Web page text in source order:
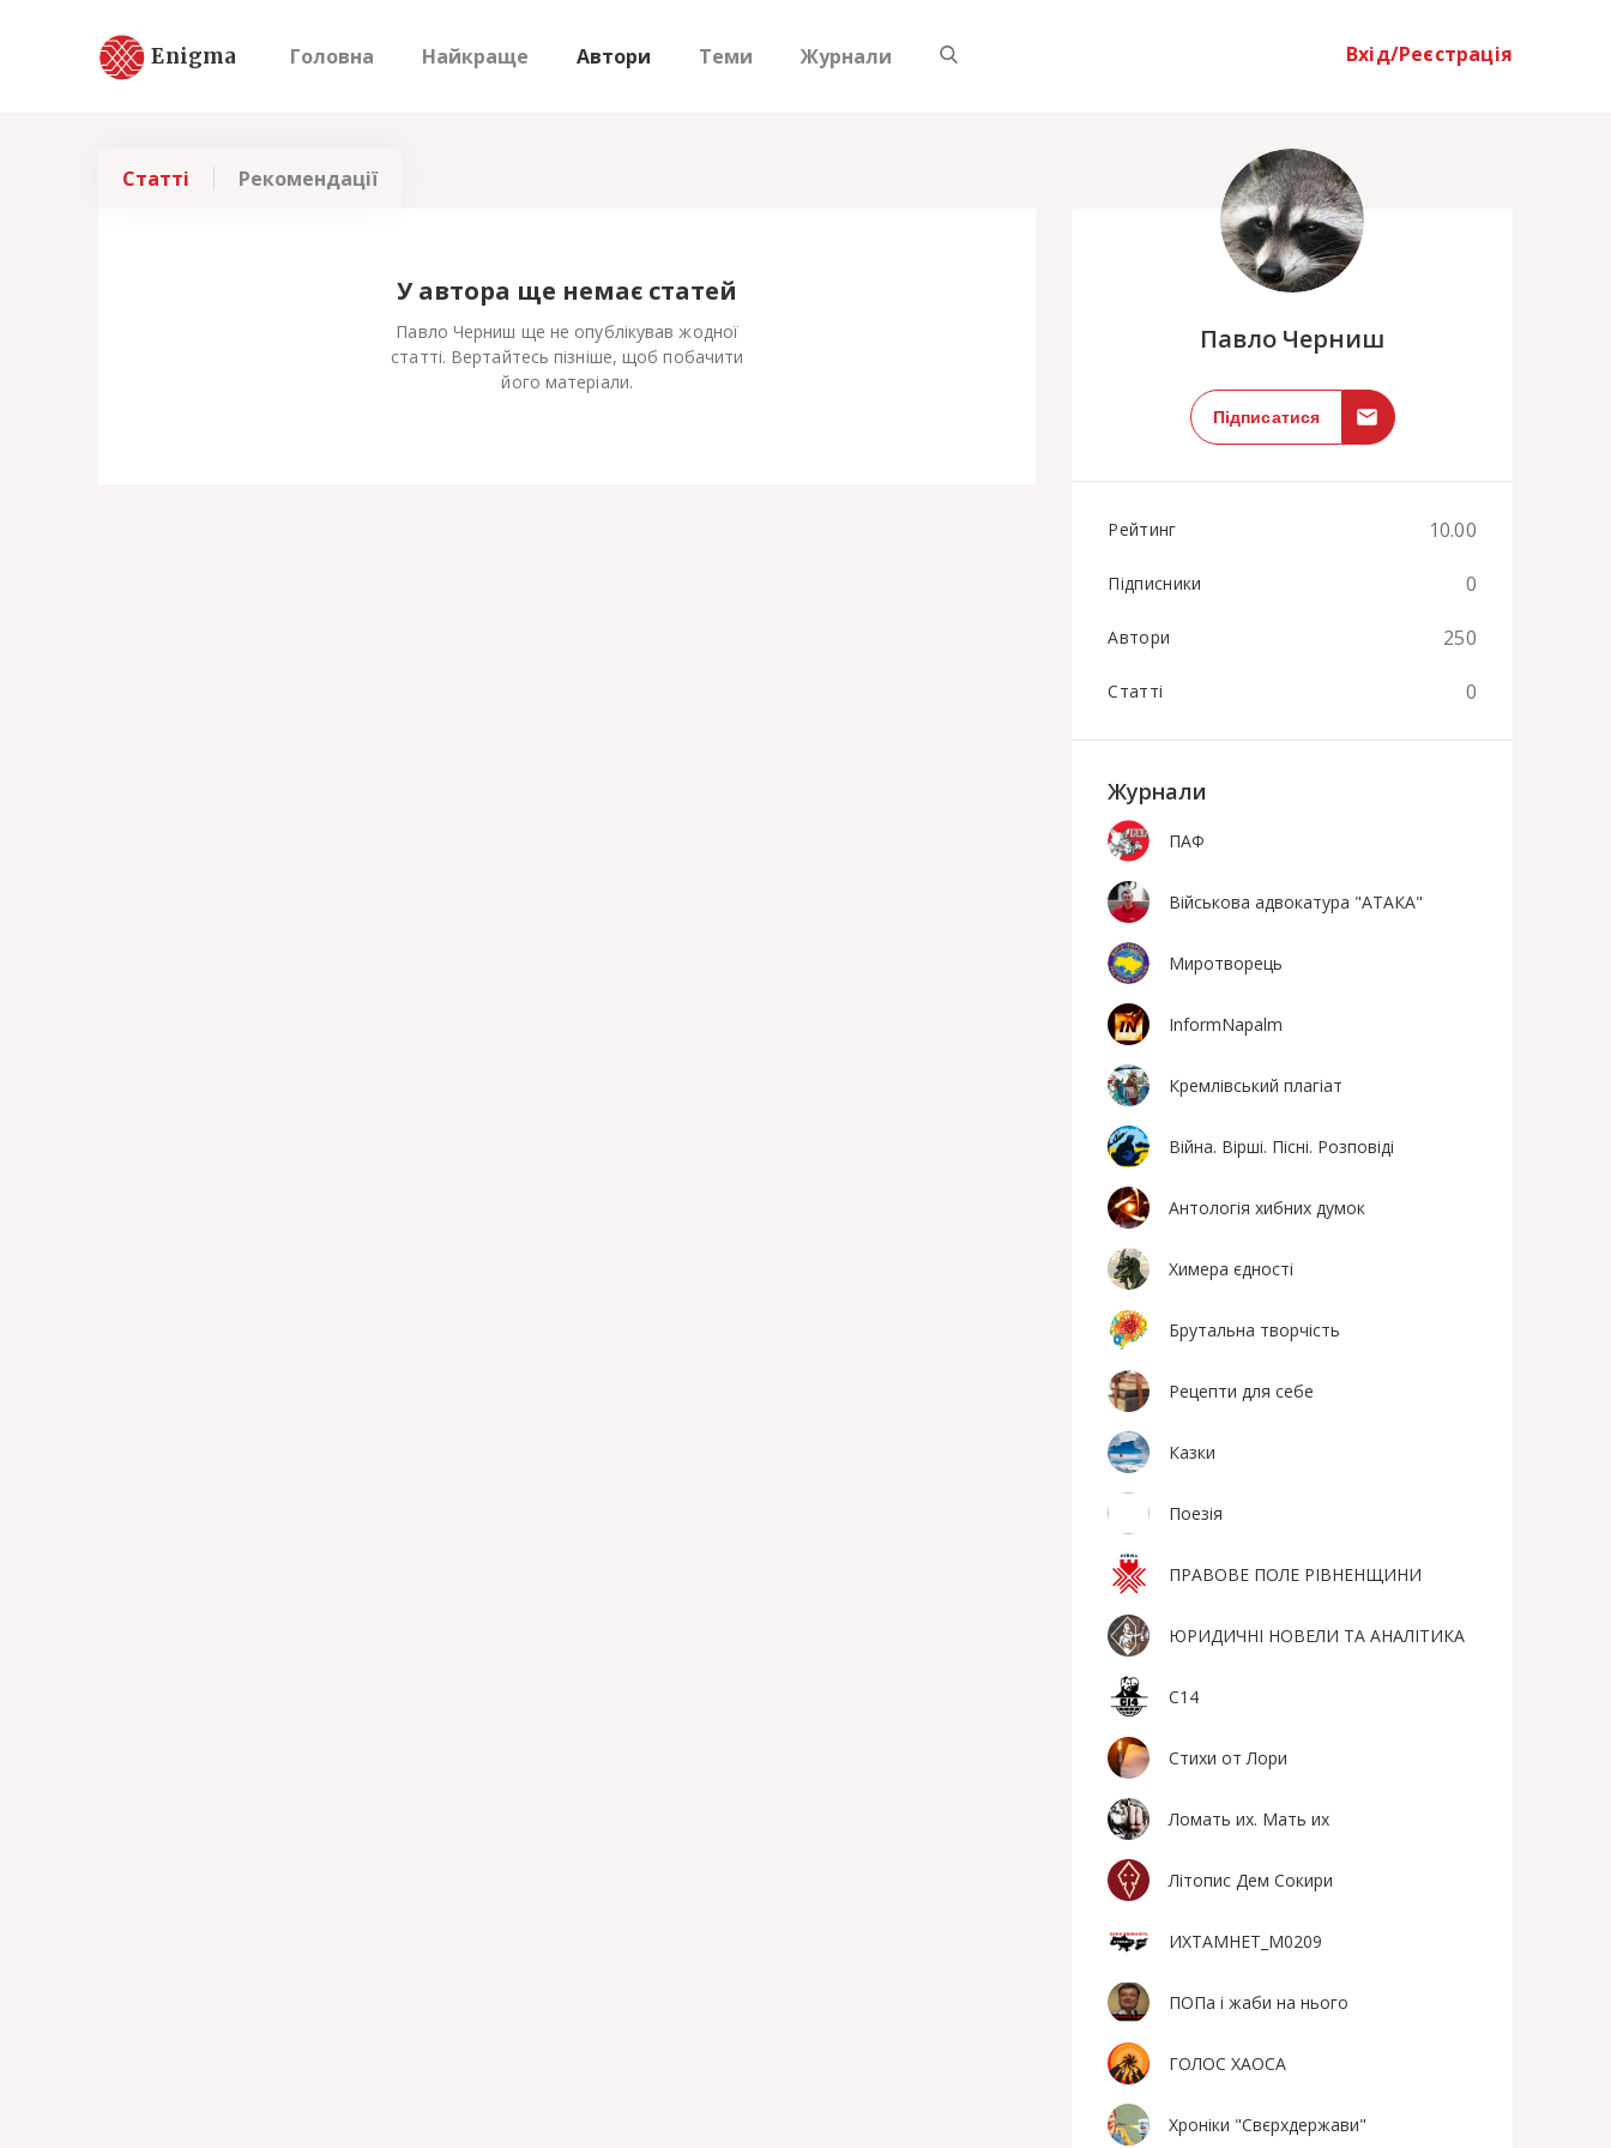
Enigma Головна Найкраще Автори Теми Журнали Вхід/Реєстрація
Павло Черниш
Підписатися
Рейтинг 10.00
Підписники 0
Автори 250
Статті 0
Журнали
ПАФ
Військова адвокатура "АТАКА"
Миротворець
InformNapalm
Кремлівський плагіат
Війна. Вірші. Пісні. Розповіді
Антологія хибних думок
Химера єдності
Брутальна творчість
Рецепти для себе
Казки
Поезiя
ПРАВОВЕ ПОЛЕ РІВНЕНЩИНИ
ЮРИДИЧНІ НОВЕЛИ ТА АНАЛІТИКА
С14
Стихи от Лори
Ломать их. Мать их
Літопис Дем Сокири
ИХТАМНЕТ_М0209
ПОПа і жаби на нього
ГОЛОС ХАОСА
Хроніки "Свєрхдержави"
Статті Рекомендації
У автора ще немає статей
Павло Черниш ще не опублікував жодної
статті. Вертайтесь пізніше, щоб побачити
його матеріали.